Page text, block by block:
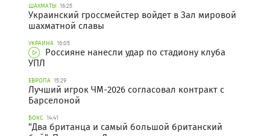
ШАХМАТЫ 16:25
Украинский гроссмейстер войдет в Зал мировой
шахматной славы
УКРАИНА 16:05
Россияне нанесли удар по стадиону клуба
УПЛ
ЕВРОПА 15:29
Лучший игрок ЧМ-2026 согласовал контракт с
Барселоной
БОКС 14:41
"Два британца и самый большой британский